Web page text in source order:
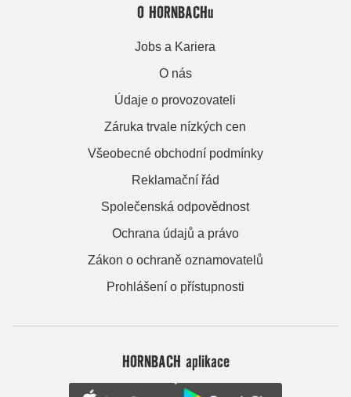
O HORNBACHu
Jobs a Kariera
O nás
Údaje o provozovateli
Záruka trvale nízkých cen
Všeobecné obchodní podmínky
Reklamační řád
Společenská odpovědnost
Ochrana údajů a právo
Zákon o ochraně oznamovatelů
Prohlášení o přístupnosti
HORNBACH aplikace